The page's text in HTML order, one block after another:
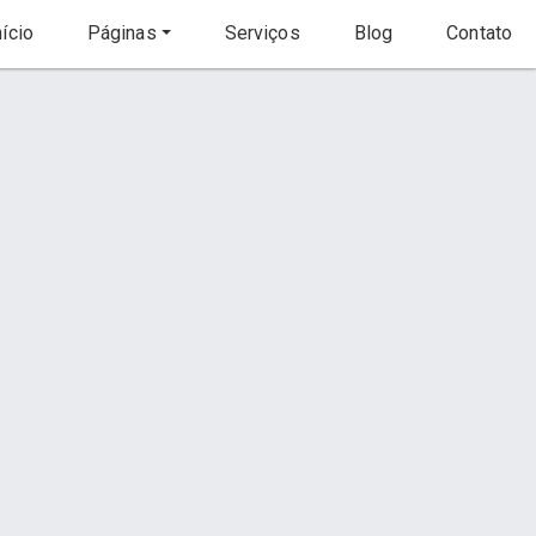
Páginas Serviços Blog Contato